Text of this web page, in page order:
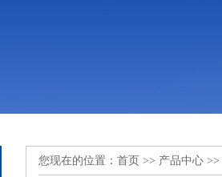
您现在的位置： 首页 >> 产品中心 >>